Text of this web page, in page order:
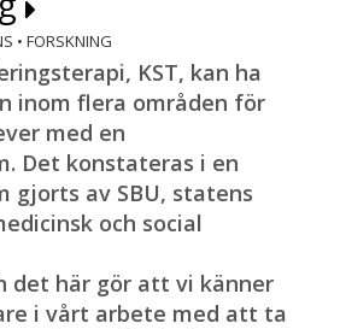
ju kanske inte det
på
då är det bättre att
som kan mer
fullmakter, arv och
och hennes kolleger
avråder inte
googla efter
de brukar tipsa om bra
• FORSKNING
KST, kan ha
inom flera områden för
med en
Det konstateras i en
gjorts av SBU, statens
och social
det här gör att vi känner
i vårt arbete med att ta